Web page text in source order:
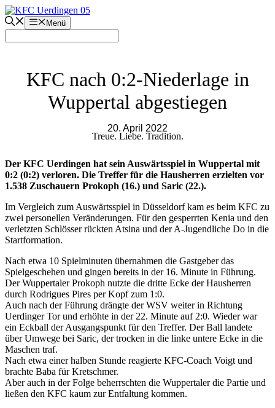
Zum
Inhalt
springen
Menü
KFC nach 0:2-Niederlage in
Wuppertal abgestiegen
20. April 2022
Treue. Liebe. Tradition.
Der KFC Uerdingen hat sein Auswärtsspiel in Wuppertal mit
0:2 (0:2) verloren. Die Treffer für die Hausherren erzielten vor
1.538 Zuschauern Prokoph (16.) und Saric (22.).
Im Vergleich zum Auswärtsspiel in Düsseldorf kam es beim KFC zu
zwei personellen Veränderungen. Für den gesperrten Kenia und den
verletzten Schlösser rückten Atsina und der A-Jugendliche Do in die
Startformation.
Nach etwa 10 Spielminuten übernahmen die Gastgeber das
Spielgeschehen und gingen bereits in der 16. Minute in Führung.
Der Wuppertaler Prokoph nutzte die dritte Ecke der Hausherren
durch Rodrigues Pires per Kopf zum 1:0.
Auch nach der Führung drängte der WSV weiter in Richtung
Uerdinger Tor und erhöhte in der 22. Minute auf 2:0. Wieder war
ein Eckball der Ausgangspunkt für den Treffer. Der Ball landete
über Umwege bei Saric, der trocken in die linke untere Ecke in die
Maschen traf.
Nach etwa einer halben Stunde reagierte KFC-Coach Voigt und
brachte Baba für Kretschmer.
Aber auch in der Folge beherrschten die Wuppertaler die Partie und
ließen den KFC kaum zur Entfaltung kommen.